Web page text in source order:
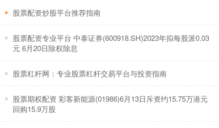
​股票配资炒股平台推荐指南
​股票配资专业平台 中泰证券(600918.SH)2023年拟每股派0.03
元 6月20日除权除息
​股票杠杆网：专业股票杠杆交易平台与投资指南
​股票期权配资 彩客新能源(01986)6月13日斥资约15.75万港元
回购15.9万股